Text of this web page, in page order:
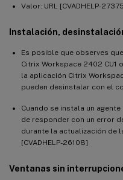
Valor: URL [CVADHELP-
Instalación,
Es posible que observes
Citrix Workspace 2402
la aplicación Citrix
pueden desinstalar con el
Cuando se instala un
de responder con un error
durante la actualización de
[CVADHELP-26108]
Ventanas sin